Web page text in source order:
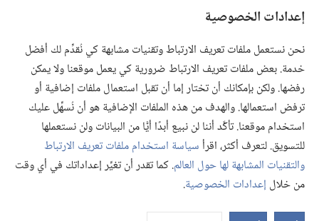
إعدادات الخصوصية
نحن نستعمل ملفات تعريف الارتباط وتقنيات مشابهة كي نُقدِّم لك أفضل
خدمة. بعض ملفات تعريف الارتباط ضرورية كي يعمل موقعنا ولا يمكن
رفضها. ولكن بإمكانك أن تختار إما أن تقبل استعمال ملفات إضافية أو
ترفض استعمالها. والهدف من هذه الملفات الإضافية هو أن نُسهِّل عليك
استخدام موقعنا. تأكَّد أننا لن نبيع أبدًا أيًّا من البيانات ولن نستعملها
للتسويق. لتعرف أكثر، اقرأسياسة استخدام ملفات تعريف الارتباط
والتقنيات المشابهة لها حول العالم. كما تقدر أن تغيِّر إعداداتك في أي وقت
من خلال إعدادات الخصوصية.
(يفتح
نافذة
(يفتح
نافذة
جديدة) تطبيق ®
JW Library
مكتبة برج المراقبة
© 2026 .Watch Tower Bible and Tract Society of Pennsylvania